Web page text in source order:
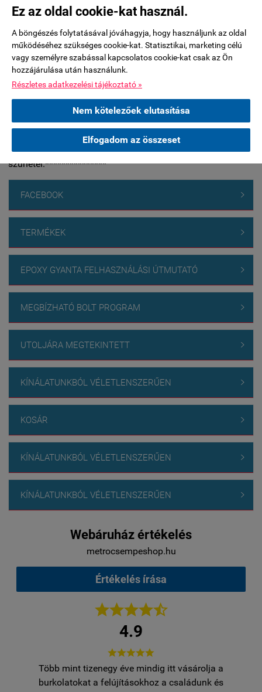
Ez az oldal cookie-kat használ.
A böngészés folytatásával jóváhagyja, hogy használjunk az oldal
működéséhez szükséges cookie-kat. Statisztikai, marketing célú
vagy személyre szabással kapcsolatos cookie-kat csak az Ön
hozzájárulása után használunk.
Részletes adatkezelési tájékoztató »
Nem kötelezőek elutasítása
Elfogadom az összeset
Jelenleg nincsenek kérdések ehhez a termékhez.
Kérdés küldése
29-éig leadott rendelések esetében tudjuk biztosítani a nyári
leállás előtti átadást. Nyári leállás: 2026.augusztus 17-31.
között. Nyitás: szeptember 01. A leállás alatt az üzlet és a
raktár is zárva, valamint a futárszolgálati kiszállítás is
szünetel.***************
FACEBOOK 
TERMÉKEK 
EPOXY GYANTA FELHASZNÁLÁSI ÚTMUTATÓ 
MEGBÍZHATÓ BOLT PROGRAM 
UTOLJÁRA MEGTEKINTETT 
KÍNÁLATUNKBÓL VÉLETLENSZERŰEN 
KOSÁR 
KÍNÁLATUNKBÓL VÉLETLENSZERŰEN 
KÍNÁLATUNKBÓL VÉLETLENSZERŰEN 
Webáruház értékelés
metrocsempeshop.hu
Értékelés írása

4.9

Több mint tizenegy éve mindig itt vásárolja a
burkolatokat a felújításokhoz a családunk és